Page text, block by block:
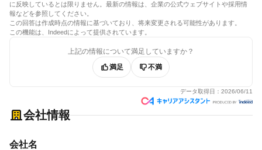
に反映しているとは限りません。最新の情報は、企業の公式ウェブサイトや採用情
報などを参照してください。
この回答は作成時点の情報に基づいており、将来変更される可能性があります。
この機能は、Indeedによって提供されています。
上記の情報について満足していますか？
満足
不満
データ取得日： 2026/06/11
会社情報
会社名